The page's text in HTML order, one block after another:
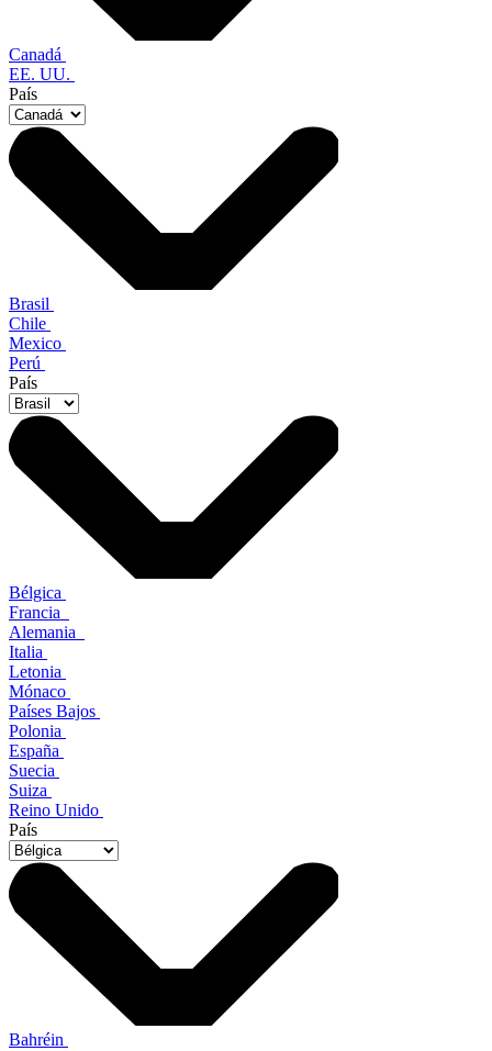
Canadá
EE. UU.
País
Brasil
Chile
Mexico
Perú
País
Bélgica
Francia
Alemania
Italia
Letonia
Mónaco
Países Bajos
Polonia
España
Suecia
Suiza
Reino Unido
País
Bahréin